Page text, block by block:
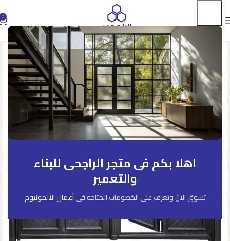
اهلا بكم فى متجر الراجحى للبناء
والتعمير
تسوق الان وتعرف على الخصومات المتاحه فىأعمال الألمونيوم
0